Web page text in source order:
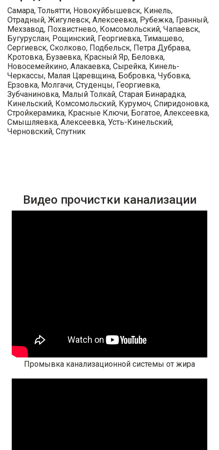
Самара, Тольятти, Новокуйбышевск, Кинель,
Отрадный, Жигулевск, Алексеевка, Рубежка, Гранный,
Мехзавод, Похвистнево, Комсомольский, Чапаевск,
Бугуруслан, Рощинский, Георгиевка, Тимашево,
Сергиевск, Сколково, Подбельск, Петра Дубрава,
Кротовка, Бузаевка, Красный Яр, Беловка,
Новосемейкино, Алакаевка, Сырейка, Кинель-
Черкассы, Малая Царевщина, Бобровка, Чубовка,
Ерзовка, Молгачи, Студенцы, Георгиевка,
Зубчаниновка, Малый Толкай, Старая Бинарадка,
Кинельский, Комсомольский, Курумоч, Спиридоновка,
Стройкерамика, Красные Ключи, Богатое, Алексеевка,
Смышляевка, Алексеевка, Усть-Кинельский,
Черновский, Спутник
Видео прочистки канализации
Промывка канализационной системы от жира